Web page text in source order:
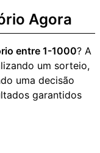
Agora
entre 1-1000? A
um sorteio,
uma decisão
garantidos